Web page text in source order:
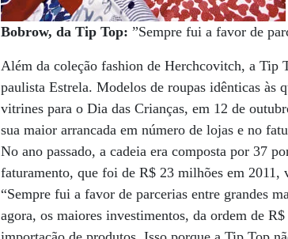
Bobrow, da Tip Top: ”Sempre fui a favor de
Além da coleção fashion de Herchcovitch, a Tip
paulista Estrela. Modelos de roupas idênticas às
vitrines para o Dia das Crianças, em 12 de
sua maior arrancada em número de lojas e no
No ano passado, a cadeia era composta por 37
faturamento, que foi de R$ 23 milhões em 2011,
“Sempre fui a favor de parcerias entre grandes
agora, os maiores investimentos, da ordem de